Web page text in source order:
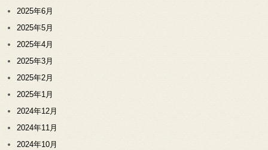
2025年6月
2025年5月
2025年4月
2025年3月
2025年2月
2025年1月
2024年12月
2024年11月
2024年10月